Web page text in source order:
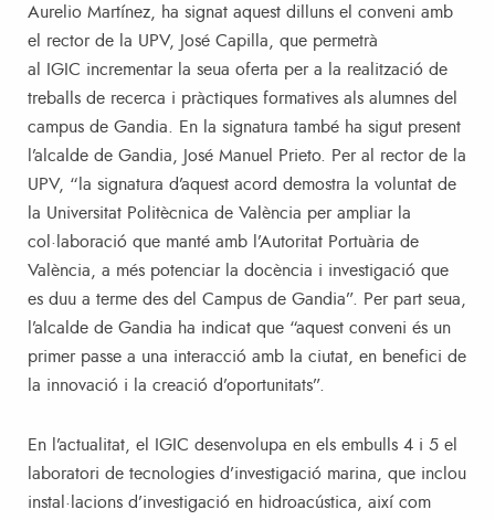
Aurelio Martínez, ha signat aquest dilluns el conveni amb
el rector de la UPV, José Capilla, que permetrà
al IGIC incrementar la seua oferta per a la realització de
treballs de recerca i pràctiques formatives als alumnes del
campus de Gandia. En la signatura també ha sigut present
l’alcalde de Gandia, José Manuel Prieto. Per al rector de la
UPV, “la signatura d’aquest acord demostra la voluntat de
la Universitat Politècnica de València per ampliar la
col·laboració que manté amb l’Autoritat Portuària de
València, a més potenciar la docència i investigació que
es duu a terme des del Campus de Gandia”. Per part seua,
l’alcalde de Gandia ha indicat que “aquest conveni és un
primer passe a una interacció amb la ciutat, en benefici de
la innovació i la creació d’oportunitats”.
En l’actualitat, el IGIC desenvolupa en els embulls 4 i 5 el
laboratori de tecnologies d’investigació marina, que inclou
instal·lacions d’investigació en hidroacústica, així com